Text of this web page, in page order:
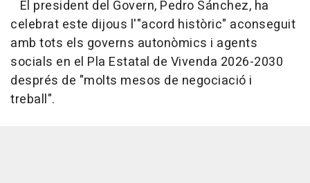
El president del Govern, Pedro Sánchez, ha
celebrat este dijous l'"acord històric" aconseguit
amb tots els governs autonòmics i agents
socials en el Pla Estatal de Vivenda 2026-2030
després de "molts mesos de negociació i
treball".